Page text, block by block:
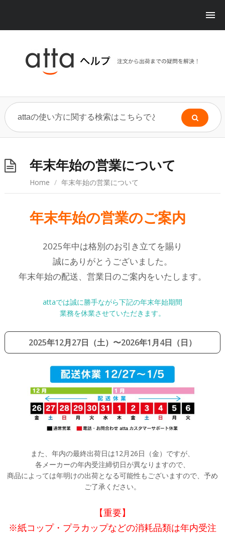
年末年始の営業について
Home / 年末年始の営業について
年末年始の営業のご案内
2025年中は格別のお引き立てを賜り
誠にありがとうございました。
年末年始の配送、営業日のご案内をいたします。
attaでは誠に勝手ながら下記の年末年始期間
業務を休業させていただきます。
2025年12月27日（土）〜2026年1月4日（日）
また、年内の最終出荷日は12月26日（金）ですが、
各メーカーの年内受注締切日が異なりますので、
商品によっては年明けの出荷となる可能性もございますので、予め
ご了承ください。
【重要】
※紙コップ・プラカップなどの消耗品類は年内受注